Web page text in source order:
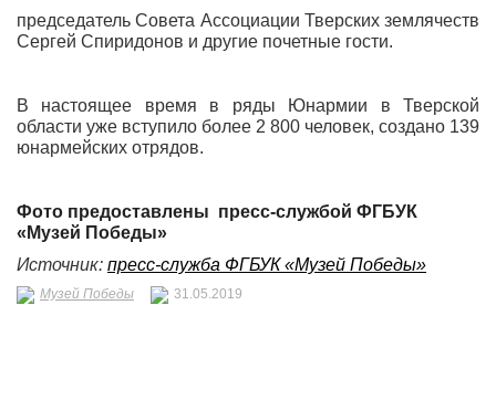
председатель Совета Ассоциации Тверских землячеств
Сергей Спиридонов и другие почетные гости.
В настоящее время в ряды Юнармии в Тверской
области уже вступило более 2 800 человек, создано 139
юнармейских отрядов.
Фото предоставлены пресс-службой ФГБУК
«Музей Победы»
Источник: пресс-служба ФГБУК «Музей Победы»
Музей Победы 31.05.2019